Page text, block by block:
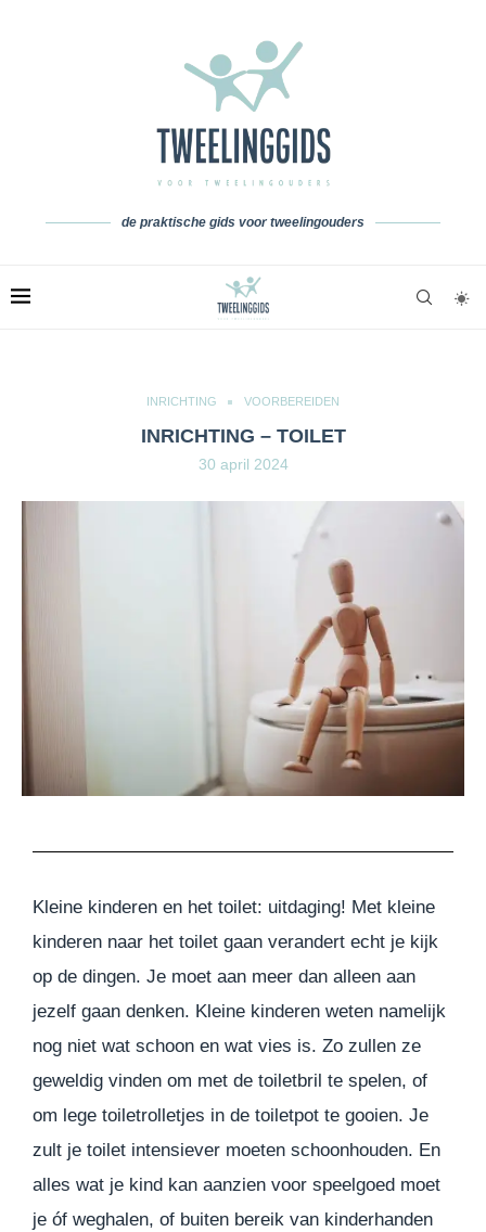
de praktische gids voor tweelingouders
INRICHTING VOORBEREIDEN
INRICHTING – TOILET
30 april 2024
Kleine kinderen en het toilet: uitdaging! Met kleine
kinderen naar het toilet gaan verandert echt je kijk
op de dingen. Je moet aan meer dan alleen aan
jezelf gaan denken. Kleine kinderen weten namelijk
nog niet wat schoon en wat vies is. Zo zullen ze
geweldig vinden om met de toiletbril te spelen, of
om lege toiletrolletjes in de toiletpot te gooien. Je
zult je toilet intensiever moeten schoonhouden. En
alles wat je kind kan aanzien voor speelgoed moet
je óf weghalen, of buiten bereik van kinderhanden